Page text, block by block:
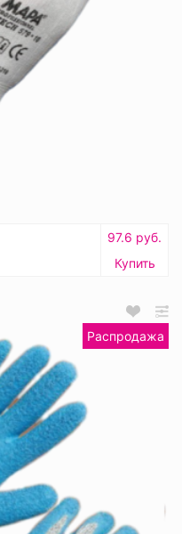
97.6 руб.
Купить
Распродажа